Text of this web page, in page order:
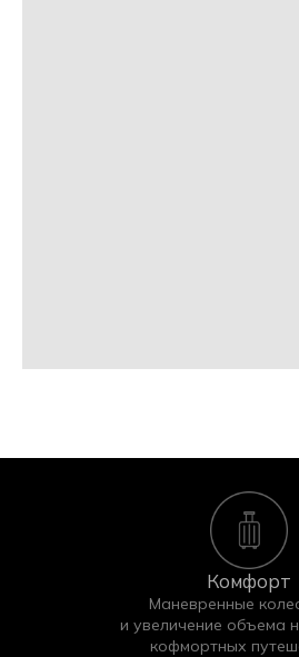
Комфорт
Маневренные
и увеличение объема
кофмортных